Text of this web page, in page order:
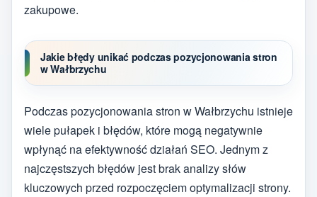
zakupowe.
Jakie błędy unikać podczas pozycjonowania stron
w Wałbrzychu
Podczas pozycjonowania stron w Wałbrzychu istnieje
wiele pułapek i błędów, które mogą negatywnie
wpłynąć na efektywność działań SEO. Jednym z
najczęstszych błędów jest brak analizy słów
kluczowych przed rozpoczęciem optymalizacji strony.